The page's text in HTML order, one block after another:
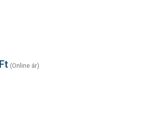
Ft (Online ár)